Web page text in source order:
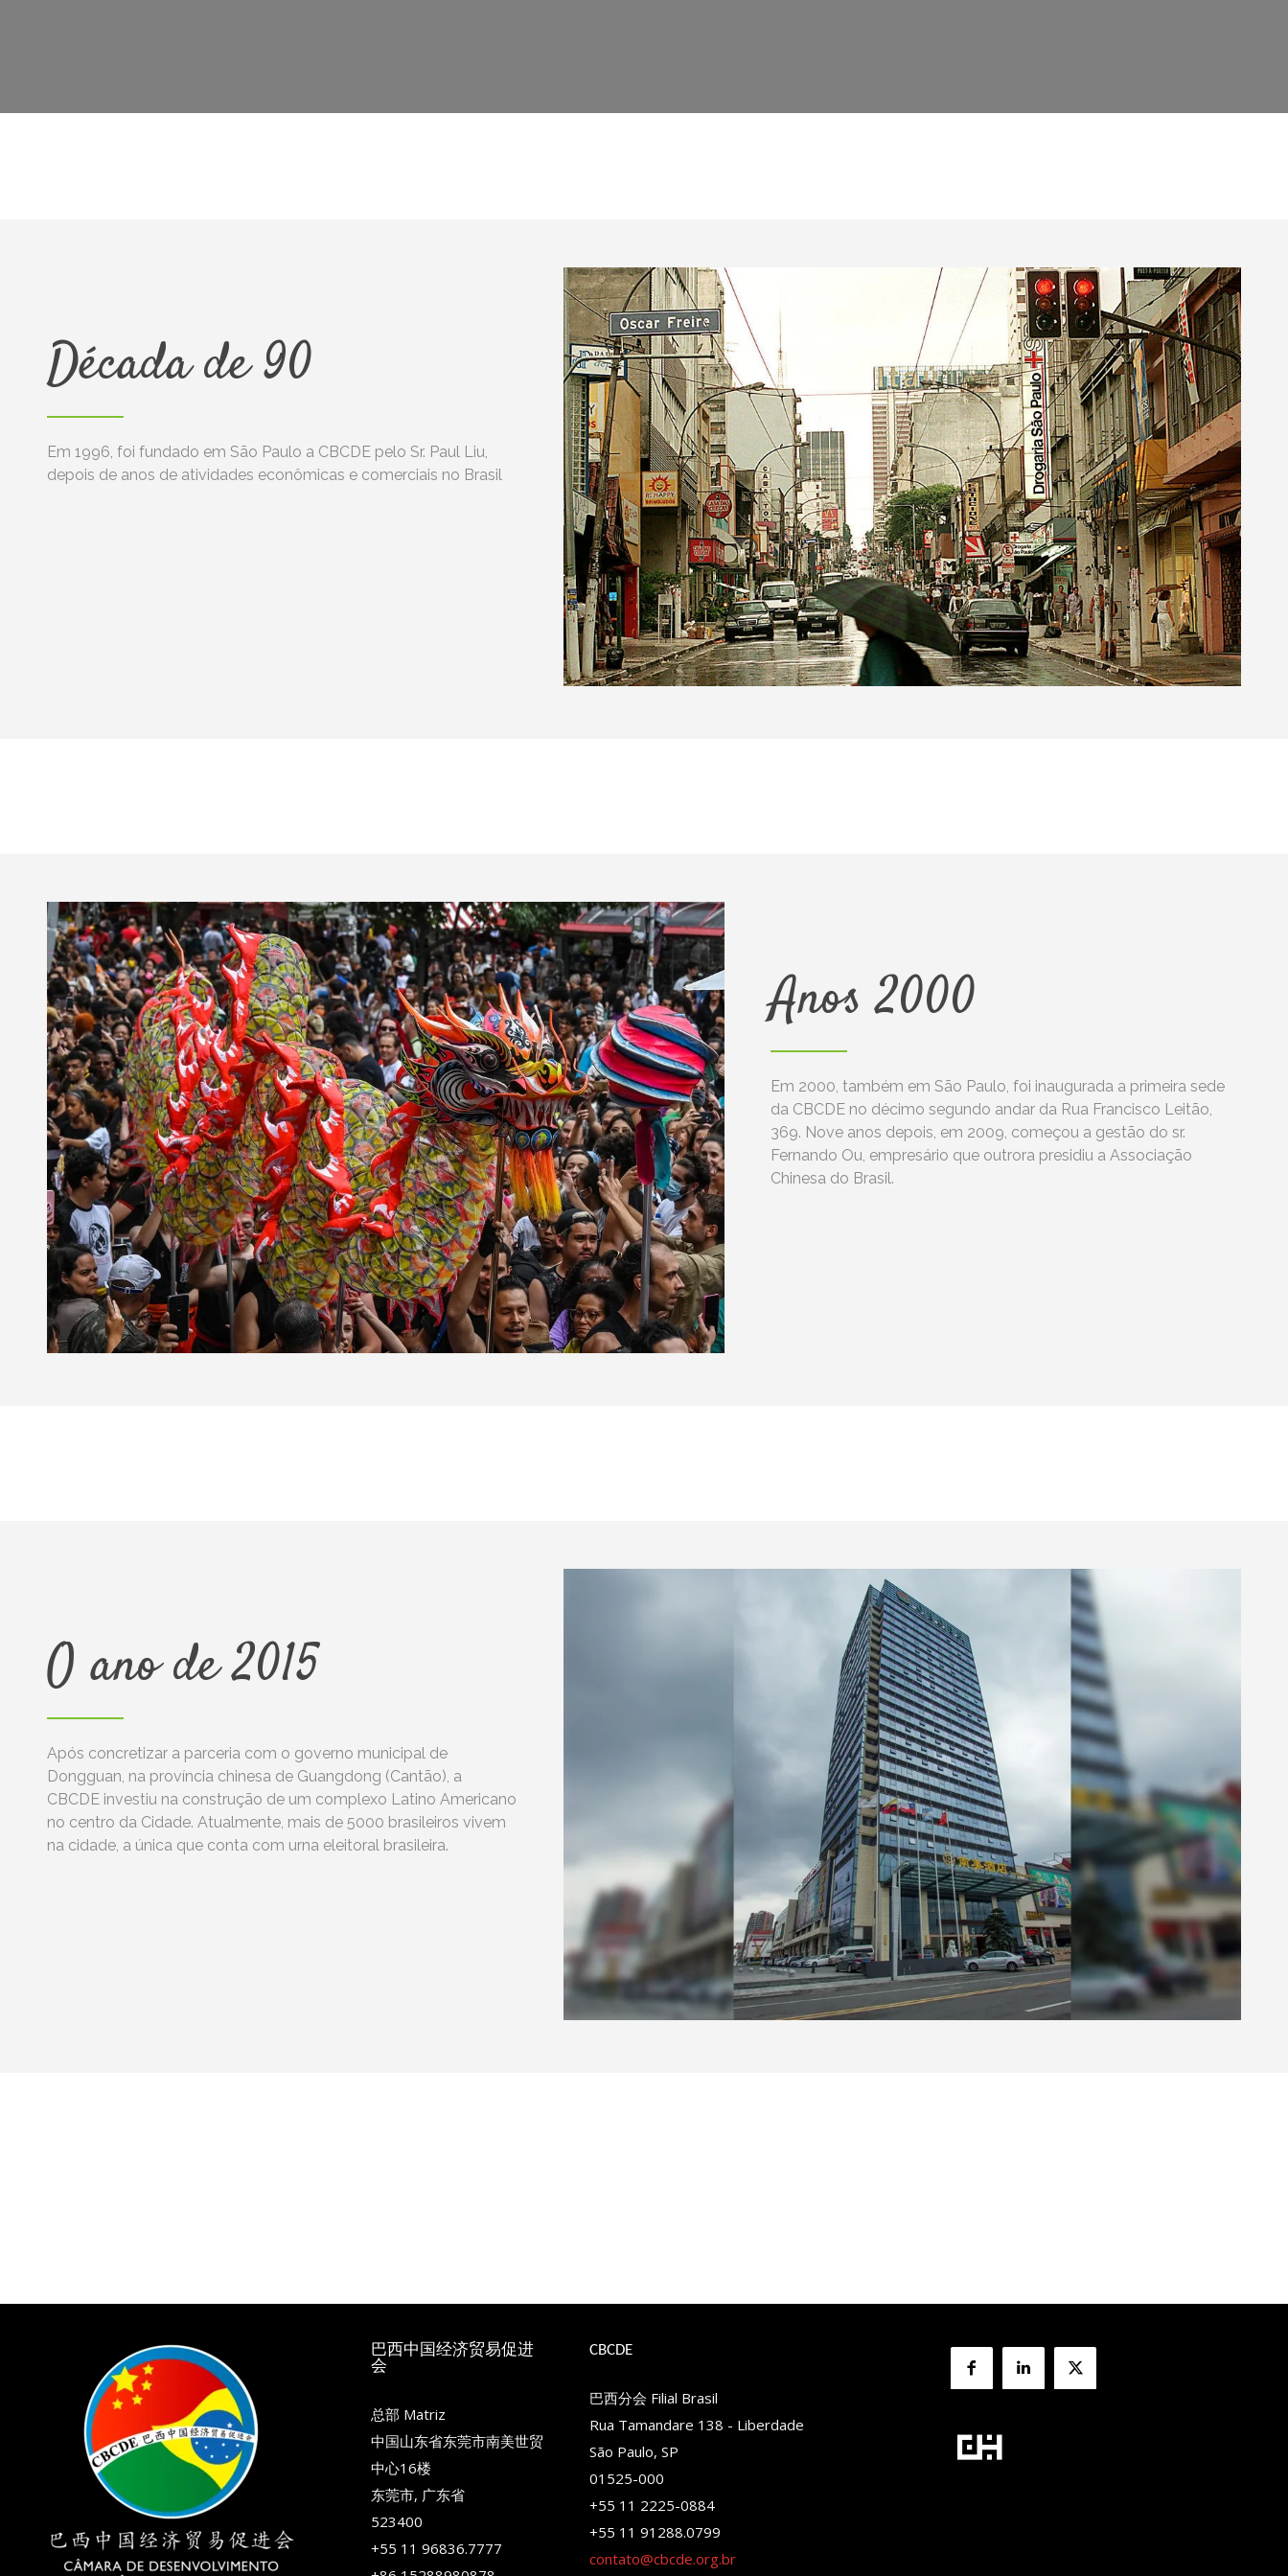
Década de 90
Em 1996, foi fundado em São Paulo a CBCDE pelo Sr. Paul Liu,
depois de anos de atividades econômicas e comerciais no Brasil
Anos 2000
Em 2000, também em São Paulo, foi inaugurada a primeira sede
da CBCDE no décimo segundo andar da Rua Francisco Leitão,
369. Nove anos depois, em 2009, começou a gestão do sr.
Fernando Ou, empresário que outrora presidiu a Associação
Chinesa do Brasil.
O ano de 2015
Após concretizar a parceria com o governo municipal de
Dongguan, na província chinesa de Guangdong (Cantão), a
CBCDE investiu na construção de um complexo Latino Americano
no centro da Cidade. Atualmente, mais de 5000 brasileiros vivem
na cidade, a única que conta com urna eleitoral brasileira.
巴西中国经济贸易促进
会
总部 Matriz
中国山东省东莞市南美世贸
中心16楼
东莞市, 广东省
523400
+55 11 96836.7777
CBCDE
巴西分会 Filial Brasil
Rua Tamandare 138 - Liberdade
São Paulo, SP
01525-000
+55 11 2225-0884
+55 11 91288.0799
contato@cbcde.org.br